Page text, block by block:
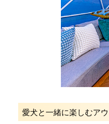
愛犬と一緒に楽しむア